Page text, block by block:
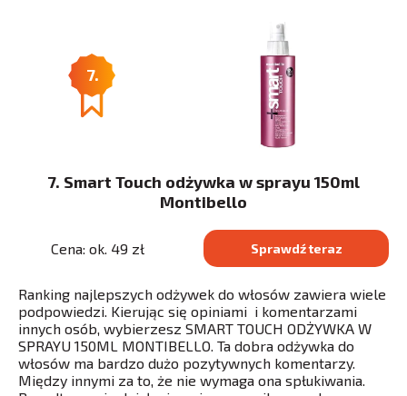
7.
7. Smart Touch odżywka w sprayu 150ml
Montibello
Cena: ok. 49 zł Sprawdź teraz
Ranking najlepszych odżywek do włosów zawiera wiele
podpowiedzi. Kierując się opiniami i komentarzami
innych osób, wybierzesz SMART TOUCH ODŻYWKA W
SPRAYU 150ML MONTIBELLO. Ta dobra odżywka do
włosów ma bardzo dużo pozytywnych komentarzy.
Między innymi za to, że nie wymaga ona spłukiwania.